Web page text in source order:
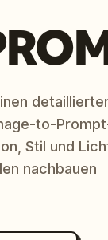
to-
Stil und
nachbauen